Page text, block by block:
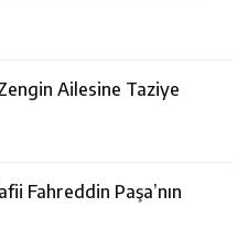
Ailesine Taziye
Fahreddin Paşa’nın